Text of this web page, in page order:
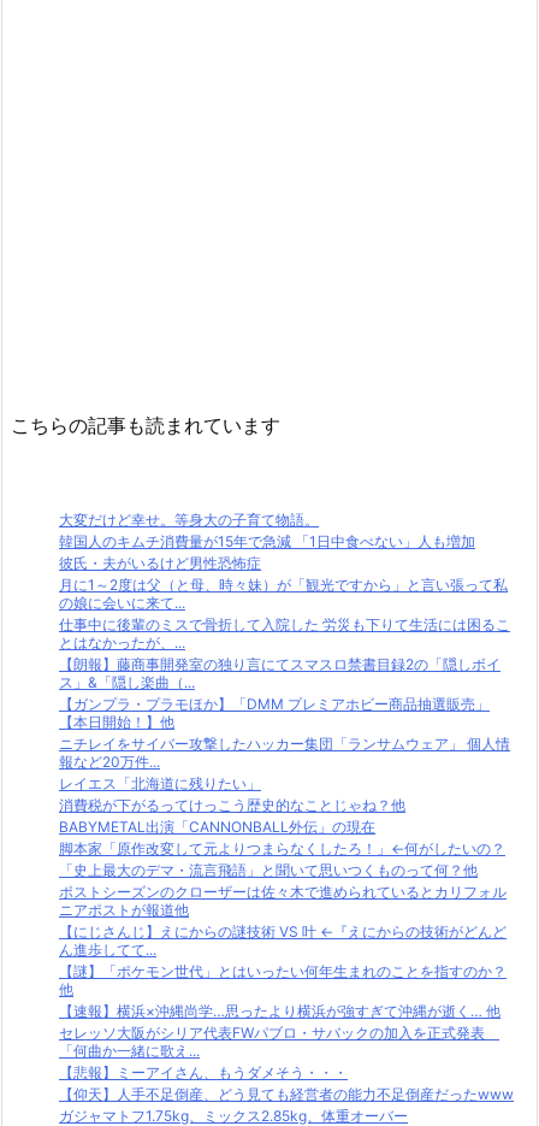
こちらの記事も読まれています
大変だけど幸せ。等身大の子育て物語。
韓国人のキムチ消費量が15年で急減 「1日中食べない」人も増加
彼氏・夫がいるけど男性恐怖症
月に1～2度は父（と母、時々妹）が「観光ですから」と言い張って私
の娘に会いに来て...
仕事中に後輩のミスで骨折して入院した 労災も下りて生活には困るこ
とはなかったが、...
【朗報】藤商事開発室の独り言にてスマスロ禁書目録2の「隠しボイ
ス」&「隠し楽曲（...
【ガンプラ・プラモほか】「DMM プレミアホビー商品抽選販売」
【本日開始！】他
ニチレイをサイバー攻撃したハッカー集団「ランサムウェア」 個人情
報など20万件...
レイエス「北海道に残りたい」
消費税が下がるってけっこう歴史的なことじゃね？他
BABYMETAL出演「CANNONBALL外伝」の現在
脚本家「原作改変して元よりつまらなくしたろ！」←何がしたいの？
「史上最大のデマ・流言飛語」と聞いて思いつくものって何？他
ポストシーズンのクローザーは佐々木で進められているとカリフォル
ニアポストが報道他
【にじさんじ】えにからの謎技術 VS 叶 ←『えにからの技術がどんど
ん進歩してて...
【謎】「ポケモン世代」とはいったい何年生まれのことを指すのか？
他
【速報】横浜×沖縄尚学…思ったより横浜が強すぎて沖縄が逝く… 他
セレッソ大阪がシリア代表FWパブロ・サバックの加入を正式発表
「何曲か一緒に歌え...
【悲報】ミーアイさん、もうダメそう・・・
【仰天】人手不足倒産、どう見ても経営者の能力不足倒産だったwww
ガジャマトフ1.75kg、ミックス2.85kg、体重オーバー